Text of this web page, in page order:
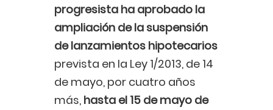
progresista ha aprobado la
ampliación de la suspensión
de lanzamientos hipotecarios
prevista en la Ley 1/2013, de 14
de mayo, por cuatro años
más, hasta el 15 de mayo de